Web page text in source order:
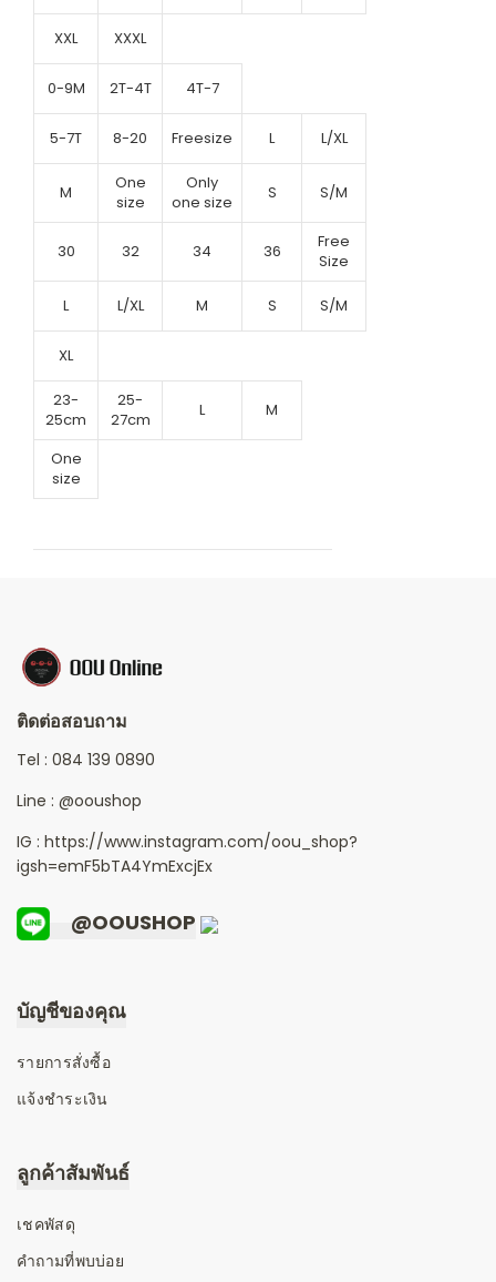
XXL XXXL
0-9M 2T-4T 4T-7
5-7T 8-20 Freesize L L/XL
M
One
size
Only
one size
S S/M
30 32 34 36
Free
Size
L L/XL M S S/M
XL
23-
25cm
25-
27cm
L M
One
size
ติดต่อสอบถาม
Tel : 084 139 0890
Line : @ooushop
IG : https://www.instagram.com/oou_shop?
igsh=emF5bTA4YmExcjEx
@OOUSHOP
บัญชีของคุณ
รายการสั่งซื้อ
แจ้งชำระเงิน
ลูกค้าสัมพันธ์
เชคพัสดุ
คำถามที่พบบ่อย